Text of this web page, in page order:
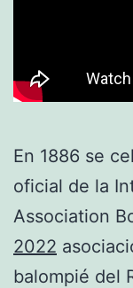
En 1886 se
oficial de la
Association
2022
balompié del